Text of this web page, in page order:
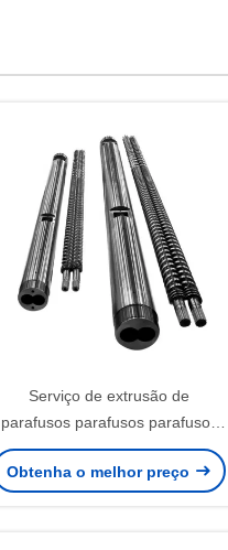
Serviço de extrusão de
parafusos parafusos parafusos
parafusos parafusos parafusos
parafusos parafusos parafusos
Obtenha o melhor preço